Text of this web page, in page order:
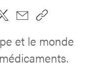
et le monde